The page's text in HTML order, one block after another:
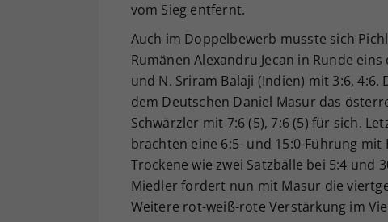
vom Sieg entfernt.
Auch im Doppelbewerb musste sich
Rumänen Alexandru Jecan in Runde
und N. Sriram Balaji (Indien) mit 3:6,
dem Deutschen Daniel Masur das
Schwärzler mit 7:6 (5), 7:6 (5) für sich.
brachten eine 6:5- und 15:0-Führung
Trockene wie zwei Satzbälle bei 5:4 und
Miedler fordert nun mit Masur die
Weitere rot-weiß-rote Verstärkung im